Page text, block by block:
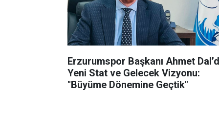
Erzurumspor Başkanı Ahmet
Yeni Stat ve Gelecek Vizyonu:
"Büyüme Dönemine Geçtik"